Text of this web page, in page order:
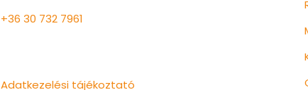
+36 30 732 7961
Adatkezelési tájékoztató